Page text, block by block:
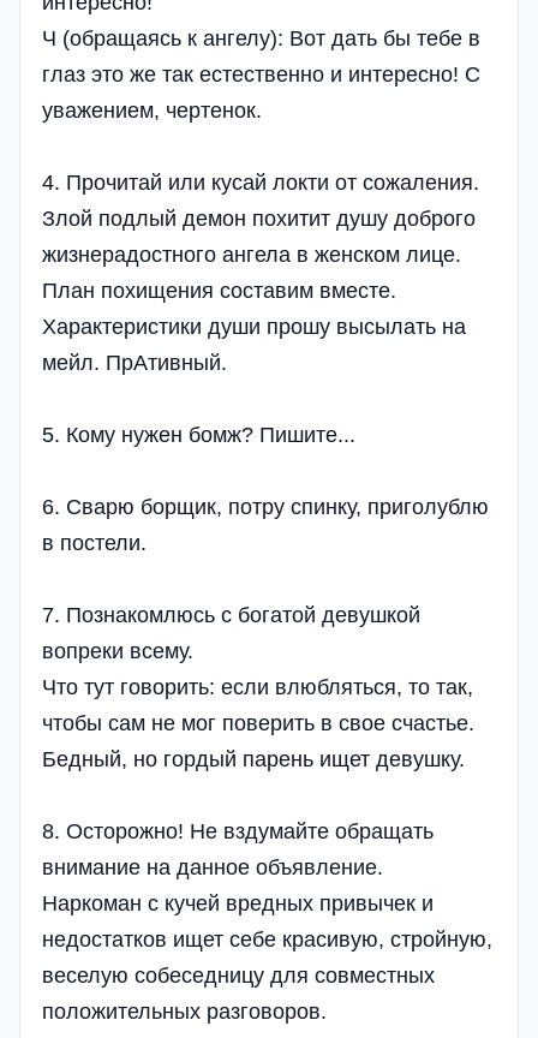
Ч (обращаясь к ангелу): Вот дать бы тебе в
глаз это же так естественно и интересно! С
уважением, чертенок.
4. Прочитай или кусай локти от сожаления.
Злой подлый демон похитит душу доброго
жизнерадостного ангела в женском лице.
План похищения составим вместе.
Характеристики души прошу высылать на
мейл. ПрАтивный.
5. Кому нужен бомж? Пишите...
6. Сварю борщик, потру спинку, приголублю
в постели.
7. Познакомлюсь с богатой девушкой
вопреки всему.
Что тут говорить: если влюбляться, то так,
чтобы сам не мог поверить в свое счастье.
Бедный, но гордый парень ищет девушку.
8. Осторожно! Не вздумайте обращать
внимание на данное объявление.
Наркоман с кучей вредных привычек и
недостатков ищет себе красивую, стройную,
веселую собеседницу для совместных
положительных разговоров.